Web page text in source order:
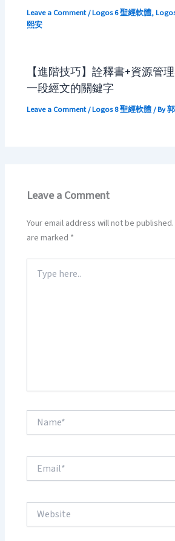
Leave a Comment/Logos 6 聖經軟體,
熙安
【進階技巧】詮釋書+資源管
一段經文的關鍵字
Leave a Comment/Logos 8 聖經軟體/ By
Leave a Comment
Your email address will not be published.
are marked *
here..
Name*
Website